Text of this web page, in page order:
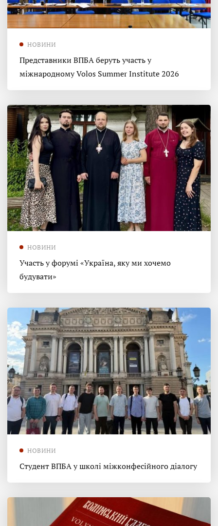
НОВИНИ
Представники ВПБА беруть участь у
міжнародному Volos Summer Institute 2026
НОВИНИ
Участь у форумі «Україна, яку ми хочемо
будувати»
НОВИНИ
Студент ВПБА у школі міжконфесійного діалогу